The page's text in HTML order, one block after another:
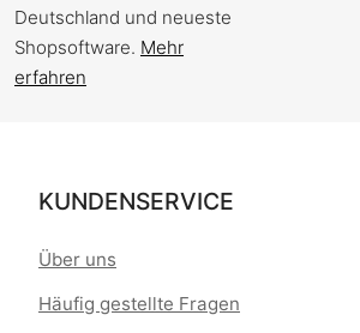
Deutschland und neueste
Shopsoftware. Mehr
erfahren
KUNDENSERVICE
Über uns
Häufig gestellte Fragen